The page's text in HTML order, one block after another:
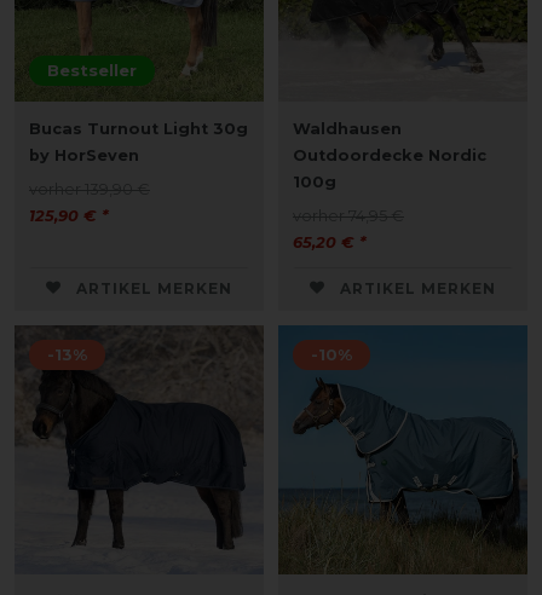
Bestseller
Bucas Turnout Light 30g
by HorSeven
125,90 € *
ARTIKEL MERKEN
Waldhausen
Outdoordecke Nordic
100g
65,20 € *
ARTIKEL MERKEN
-13% -10%